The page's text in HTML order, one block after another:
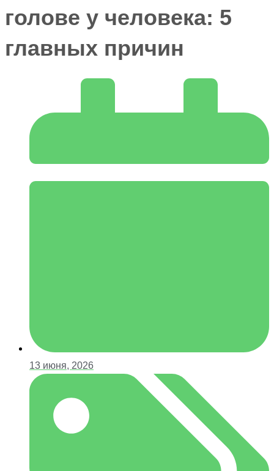
голове у человека: 5
главных причин
13 июня, 2026